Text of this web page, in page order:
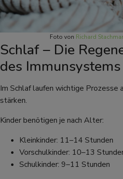
Foto von Richard
Schlaf – Die
des Immunsystems
Im Schlaf laufen wichtige Prozesse
stärken.
Kinder benötigen je nach Alter:
Kleinkinder: 11–14 Stunden
Vorschulkinder: 10–13
Schulkinder: 9–11 Stunden